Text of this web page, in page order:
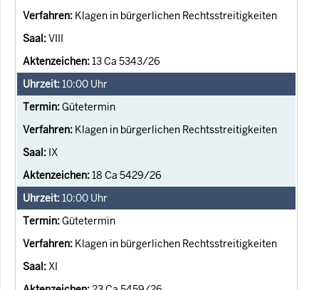
Klagen in bürgerlichen Rechtsstreitigkeiten
VIII
13 Ca 5343/26
10:00 Uhr
Gütetermin
Klagen in bürgerlichen Rechtsstreitigkeiten
IX
18 Ca 5429/26
10:00 Uhr
Gütetermin
Klagen in bürgerlichen Rechtsstreitigkeiten
XI